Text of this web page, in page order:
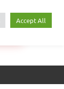
Accept All